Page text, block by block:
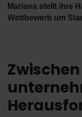
Mariana stellt ihre
Wettbewerb um